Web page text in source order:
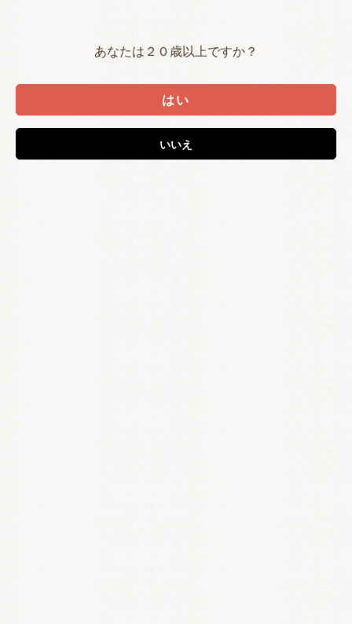
あなたは２０歳以上ですか？
はい
いいえ